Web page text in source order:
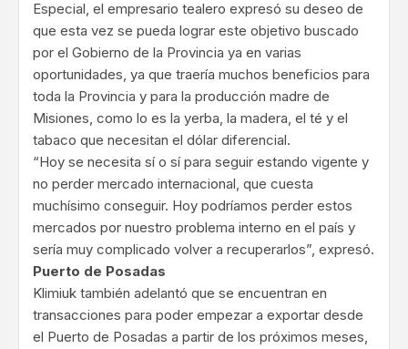
Especial, el empresario tealero expresó su deseo de
que esta vez se pueda lograr este objetivo buscado
por el Gobierno de la Provincia ya en varias
oportunidades, ya que traería muchos beneficios para
toda la Provincia y para la producción madre de
Misiones, como lo es la yerba, la madera, el té y el
tabaco que necesitan el dólar diferencial.
“Hoy se necesita sí o sí para seguir estando vigente y
no perder mercado internacional, que cuesta
muchísimo conseguir. Hoy podríamos perder estos
mercados por nuestro problema interno en el país y
sería muy complicado volver a recuperarlos”, expresó.
Puerto de Posadas
Klimiuk también adelantó que se encuentran en
transacciones para poder empezar a exportar desde
el Puerto de Posadas a partir de los próximos meses,